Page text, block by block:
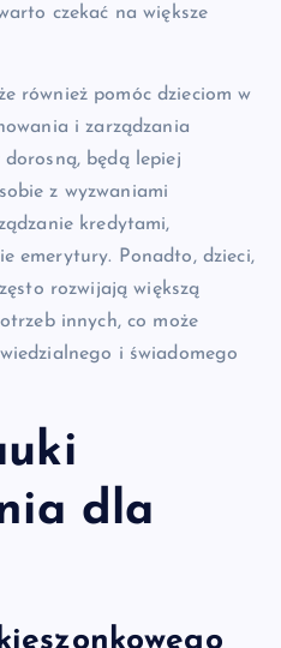
czekać na większe
również pomóc dzieciom w
i zarządzania
będą lepiej
z wyzwaniami
kredytami,
emerytury. Ponadto, dzieci,
rozwijają większą
innych, co może
i świadomego
dla